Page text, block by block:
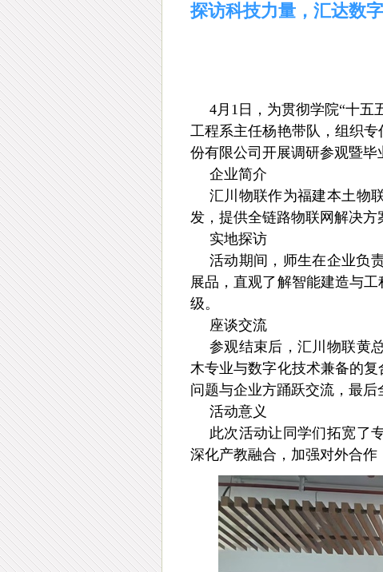
探访科技力量，汇达数
4月 1日，为贯彻学院“十五
工程系主任杨艳带队，组织专
份有限公司开展调研参观暨毕
企业简介
汇川物联作为福建本土物
发，提供全链路物联网解决方
实地探访
活动期间，师生在企业负
展品，直观了解智能建造与
级。
座谈交流
参观结束后，汇川物联黄
木专业与数字化技术兼备的
问题与企业方踊跃交流，最后
活动意义
此次活动让同学们拓宽了
深化产教融合，加强对外合